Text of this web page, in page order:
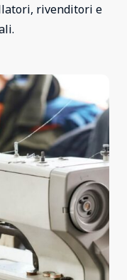
rivenditori e